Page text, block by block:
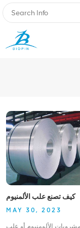
كيف تصنع علب الألمنيوم
MAY 30, 2023
الألومنيوم أو علب